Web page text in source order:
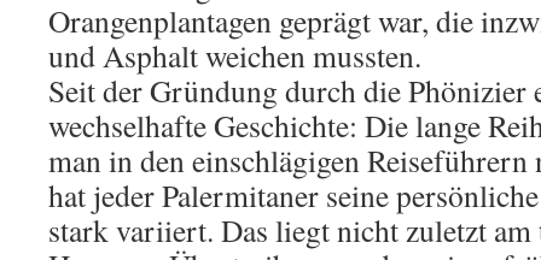
Orangenplantagen geprägt war, die
und Asphalt weichen mussten.
Seit der Gründung durch die Phönizier
wechselhafte Geschichte: Die lange
man in den einschlägigen Reiseführern
hat jeder Palermitaner seine
stark variiert. Das liegt nicht zuletzt